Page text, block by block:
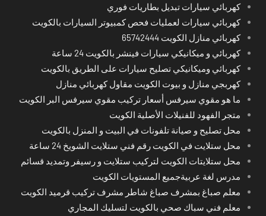
كهربائي سيارات تبديل بطاريات فوري
كهربائي سيارات لعمليات فحص كمبيوتر السيارات بالكويت
كهربائي منازل الكويت 65742444
كهربائي و ميكانيكي سيارات فينشر بالكويت 24 ساعة
كهربائي وميكانيكي تصليح سيارات على الطريق بالكويت
كهربجي منازل و بيوت الكويت مقاول كهربائي منازل
ما هو مقوي سيرفس أسعار تركيب مقوي سيرفس البر الكويت
متجر الفهود للفنيلات الأصلية الكويت
محل تصليح و صيانة تلفونات في البيت و المنزل بالكويت
محل ستلايت في الكويت رقم فني ستلايت الشويخ 24 ساعة
محل ستلايتات الكويت لتركيب ستلايت و رسيفر وتمديد قسائم
مدرس لغة عربيةجميع المستويات الكويت
معلم صباغ بمشرف صباغ شاطر مشرف تركيب قرميد الكويت
معلم فني سباك صحي بالكويت لتسليك المجاري